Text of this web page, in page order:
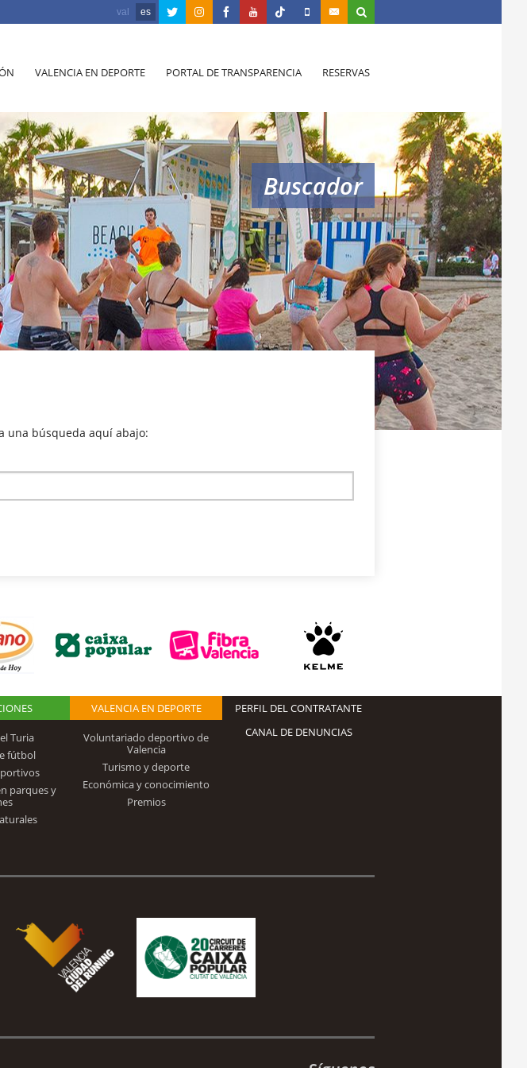
val es
VALENCIA EN DEPORTE PORTAL DE TRANSPARENCIA RESERVAS
Buscador
una búsqueda aquí abajo:
Turia
fútbol
parques y
VALENCIA EN DEPORTE
Voluntariado deportivo de
Valencia
Turismo y deporte
Económica y conocimiento
Premios
PERFIL DEL CONTRATANTE
CANAL DE DENUNCIAS